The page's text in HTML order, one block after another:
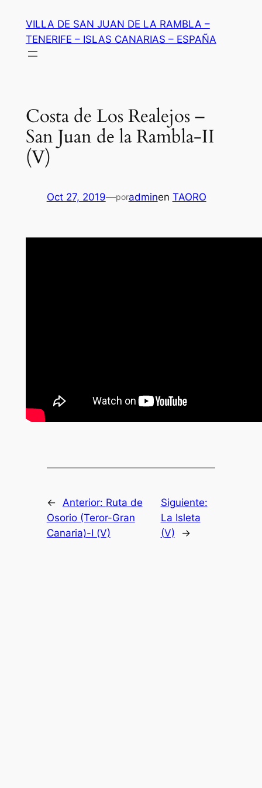
contenido
VILLA DE SAN JUAN DE LA RAMBLA –
TENERIFE – ISLAS CANARIAS – ESPAÑA
Costa de Los Realejos –
San Juan de la Rambla-II
(V)
Oct 27, 2019—poradminen TAORO
← Anterior: Ruta de
Osorio (Teror-Gran
Canaria)-I (V)
Siguiente:
La Isleta
(V)
→